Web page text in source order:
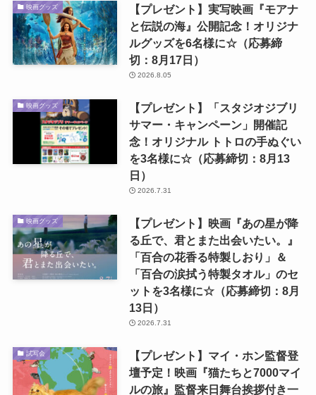
映画グッズ
【プレゼント】実写映画『モアナ
と伝説の海』公開記念！オリジナ
ルグッズを6名様に☆（応募締
切：8月17日）
2026.8.05
映画グッズ
【プレゼント】「スタジオジブリ
サマー・キャンペーン」開催記
念！オリジナル トトロの手ぬぐい
を3名様に☆（応募締切：8月13
日）
2026.7.31
映画グッズ
【プレゼント】映画『あの星が降
る丘で、君とまた出会いたい。』
「百合の花香る特製しおり」＆
「百合の涙拭う特製タオル」のセ
ットを3名様に☆（応募締切：8月
13日）
2026.7.31
試写会
【プレゼント】マイ・ホン監督登
壇予定！映画『猫たちと7000マイ
ルの旅』監督来日舞台挨拶付き一